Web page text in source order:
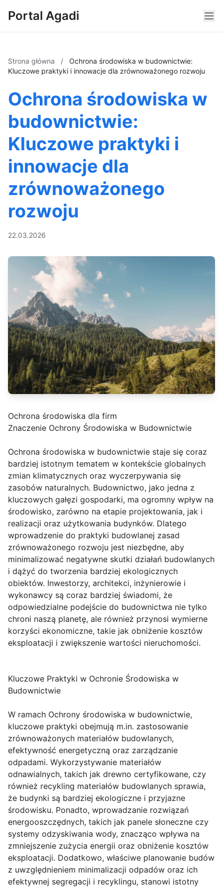
Portal Agadi
Strona główna /
Ochrona środowiska w budownictwie:
Kluczowe praktyki i innowacje dla zrównoważonego rozwoju
Ochrona środowiska w
budownictwie:
Kluczowe praktyki i
innowacje dla
zrównoważonego
rozwoju
22.03.2026
Ochrona środowiska dla firm
Znaczenie Ochrony Środowiska w Budownictwie
Ochrona środowiska w budownictwie staje się coraz
bardziej istotnym tematem w kontekście globalnych
zmian klimatycznych oraz wyczerpywania się
zasobów naturalnych. Budownictwo, jako jedna z
kluczowych gałęzi gospodarki, ma ogromny wpływ na
środowisko, zarówno na etapie projektowania, jak i
realizacji oraz użytkowania budynków. Dlatego
wprowadzenie do praktyki budowlanej zasad
zrównoważonego rozwoju jest niezbędne, aby
minimalizować negatywne skutki działań budowlanych
i dążyć do tworzenia bardziej ekologicznych
obiektów. Inwestorzy, architekci, inżynierowie i
wykonawcy są coraz bardziej świadomi, że
odpowiedzialne podejście do budownictwa nie tylko
chroni naszą planetę, ale również przynosi wymierne
korzyści ekonomiczne, takie jak obniżenie kosztów
eksploatacji i zwiększenie wartości nieruchomości.
Kluczowe Praktyki w Ochronie Środowiska w
Budownictwie
W ramach Ochrony środowiska w budownictwie,
kluczowe praktyki obejmują m.in. zastosowanie
zrównoważonych materiałów budowlanych,
efektywność energetyczną oraz zarządzanie
odpadami. Wykorzystywanie materiałów
odnawialnych, takich jak drewno certyfikowane, czy
również recykling materiałów budowlanych sprawia,
że budynki są bardziej ekologiczne i przyjazne
środowisku. Ponadto, wprowadzanie rozwiązań
energooszczędnych, takich jak panele słoneczne czy
systemy odzyskiwania wody, znacząco wpływa na
zmniejszenie zużycia energii oraz obniżenie kosztów
eksploatacji. Dodatkowo, właściwe planowanie budów
z uwzględnieniem minimalizacji odpadów oraz ich
efektywnej segregacji i recyklingu, stanowi istotny